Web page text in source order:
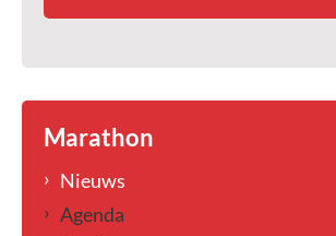
Marathon
Nieuws
Agenda